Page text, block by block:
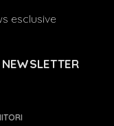
esclusive